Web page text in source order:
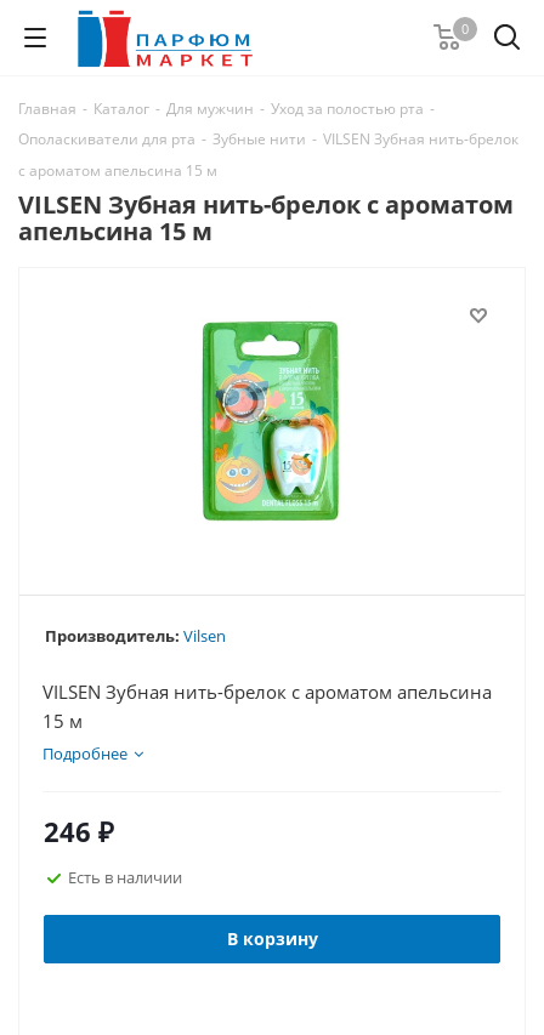
0
Главная - Каталог - Для мужчин - Уход за полостью рта -
Ополаскиватели для рта - Зубные нити - VILSEN Зубная нить-брелок
с ароматом апельсина 15 м
VILSEN Зубная нить-брелок с ароматом
апельсина 15 м
Производитель: Vilsen
VILSEN Зубная нить-брелок с ароматом апельсина
15 м
Подробнее
246 ₽
Есть в наличии
В корзину